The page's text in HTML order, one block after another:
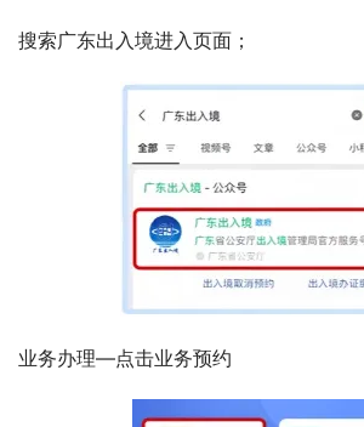
搜索广东出入境进入页面；
业务办理—点击业务预约